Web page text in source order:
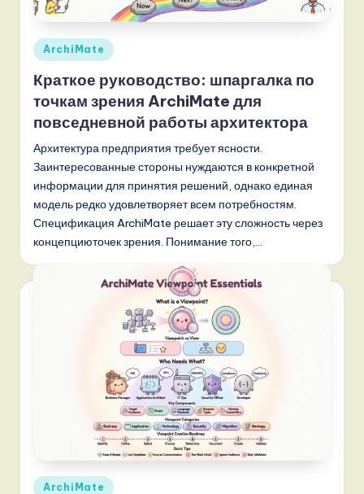
Опубликовано
ArchiMate
Краткое руководство: шпаргалка по
точкам зрения ArchiMate для
повседневной работы архитектора
Архитектура предприятия требует ясности.
Заинтересованные стороны нуждаются в конкретной
информации для принятия решений, однако единая
модель редко удовлетворяет всем потребностям.
Спецификация ArchiMate решает эту сложность через
концепциюточек зрения. Понимание того,…
Опубликовано
ArchiMate